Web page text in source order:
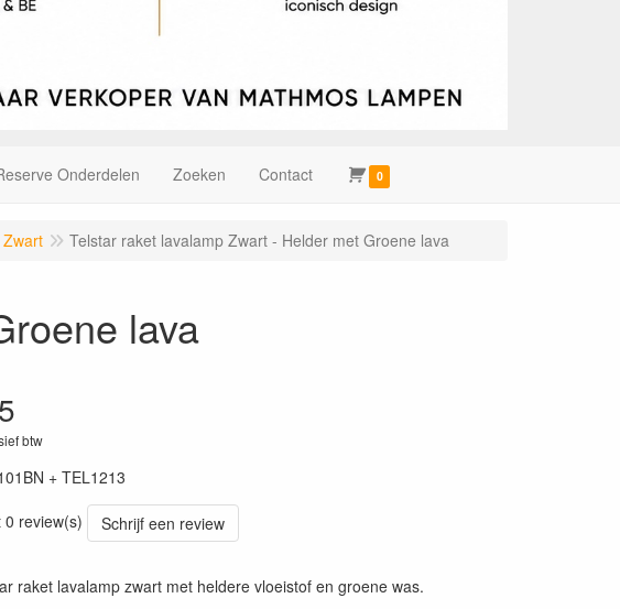
Onderdelen Zoeken Contact 0
Telstar raket lavalamp Zwart - Helder met Groene lava
lava
btw
+ TEL1213
review(s)
Schrijf een review
raket lavalamp zwart met heldere vloeistof en groene was.